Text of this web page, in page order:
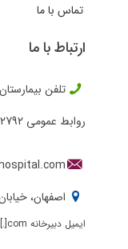
تماس با ما
ارتباط با ما
تلفن بیمارستان
روابط عمومی
اصفهان،
ایمیل دبیرخانه secretariat[at]askariehospital[.]com